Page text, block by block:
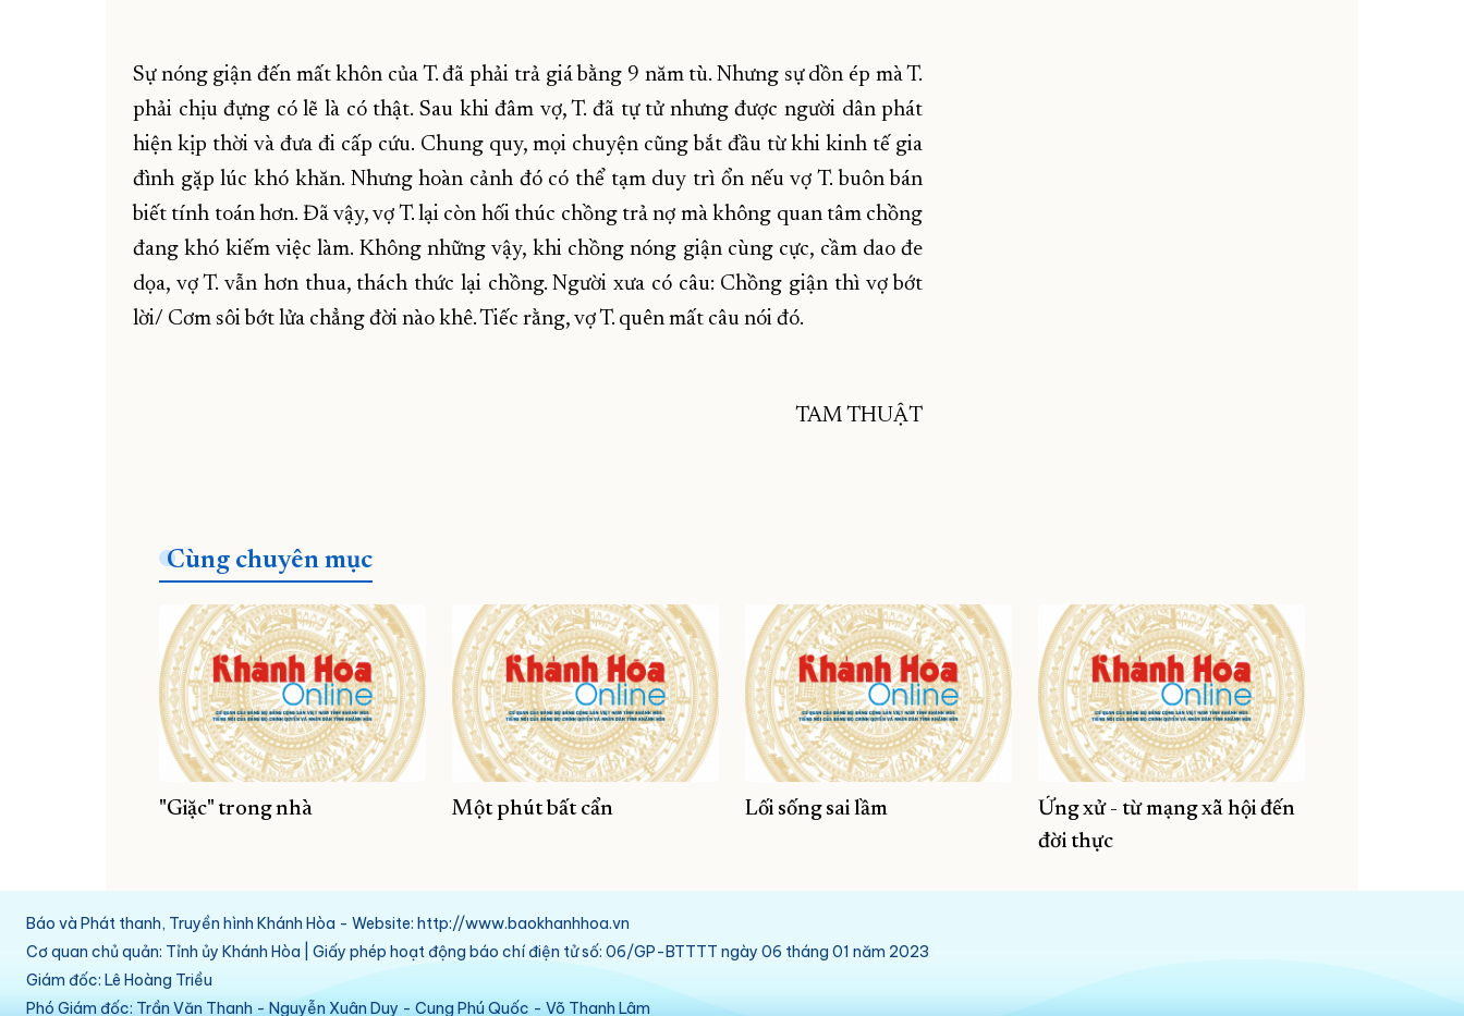
Sự nóng giận đến mất khôn của T. đã phải trả giá bằng 9 năm tù. Nhưng sự dồn ép mà T.
phải chịu đựng có lẽ là có thật. Sau khi đâm vợ, T. đã tự tử nhưng được người dân phát
hiện kịp thời và đưa đi cấp cứu. Chung quy, mọi chuyện cũng bắt đầu từ khi kinh tế gia
đình gặp lúc khó khăn. Nhưng hoàn cảnh đó có thể tạm duy trì ổn nếu vợ T. buôn bán
biết tính toán hơn. Đã vậy, vợ T. lại còn hối thúc chồng trả nợ mà không quan tâm chồng
đang khó kiếm việc làm. Không những vậy, khi chồng nóng giận cùng cực, cầm dao đe
dọa, vợ T. vẫn hơn thua, thách thức lại chồng. Người xưa có câu: Chồng giận thì vợ bớt
lời/ Cơm sôi bớt lửa chẳng đời nào khê. Tiếc rằng, vợ T. quên mất câu nói đó.
TAM THUẬT
Cùng chuyên mục
"Giặc" trong nhà Một phút bất cẩn Lối sống sai lầm
Ứng xử - từ mạng xã hội đến
đời thực
Báo và Phát thanh, Truyền hình Khánh Hòa - Website: http://www.baokhanhhoa.vn
Cơ quan chủ quản: Tỉnh ủy Khánh Hòa | Giấy phép hoạt động báo chí điện tử số: 06/GP-BTTTT ngày 06 tháng 01 năm 2023
Giám đốc: Lê Hoàng Triều
Phó Giám đốc: Trần Văn Thanh - Nguyễn Xuân Duy - Cung Phú Quốc - Võ Thanh Lâm